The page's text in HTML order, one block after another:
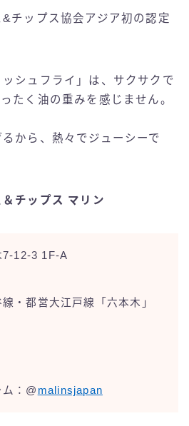
チップス協会アジア初の認定
シュフライ」は、サクサクで
たく油の重みを感じません。
から、熱々でジューシーで
＆チップス マリン
7-12-3 1F-A
・都営大江戸線「六本木」
：@ malinsjapan